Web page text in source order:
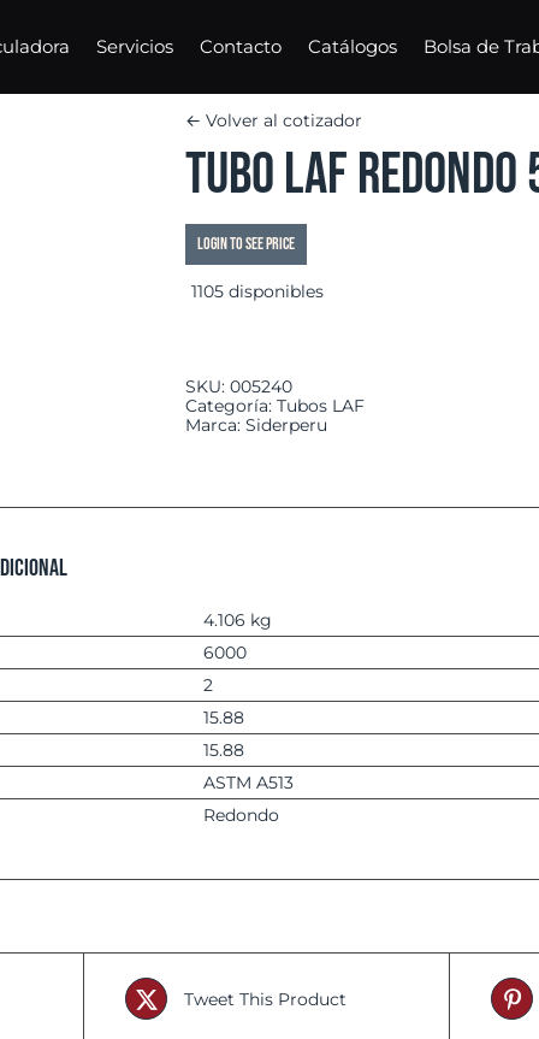
← Volver al cotizador
Tubo LAF
Login to see price
1105 disponibles
SKU: 005240
Categoría: Tubos LAF
Marca: Siderperu
4.106 kg
6000
2
15.88
15.88
ASTM A513
Redondo
Tweet This Product
Servicios Contacto Catálogos Bolsa de